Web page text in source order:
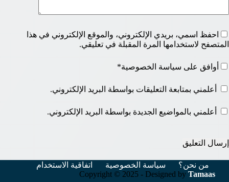
احفظ اسمي، بريدي الإلكتروني، والموقع الإلكتروني في هذا
المتصفح لاستخدامها المرة المقبلة في تعليقي.
أوافق على سياسة الخصوصية*
أعلمني بمتابعة التعليقات بواسطة البريد الإلكتروني.
أعلمني بالمواضيع الجديدة بواسطة البريد الإلكتروني.
إرسال التعليق
من نحن؟ سياسة الخصوصية
اتفاقية الاستخدام
Copyright © 2025 - Designed byTamaas